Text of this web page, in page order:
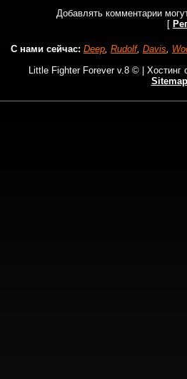
Добавлять комментарии
[
С нами сейчас: Deep, Rudolf, Davis,
Little Fighter Forever v.8 © | Хостинг